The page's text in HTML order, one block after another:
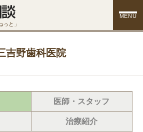
と」
MENU
吉野歯科医院
医師・スタッフ
治療紹介